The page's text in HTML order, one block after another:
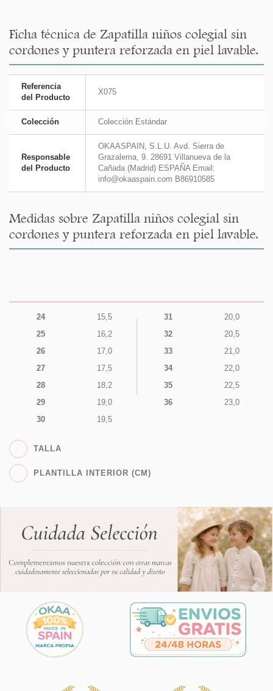
Ficha técnica de Zapatilla niños colegial sin
cordones y puntera reforzada en piel lavable.
Referencia
del Producto
X075
Colección Colección Estándar
Responsable
del Producto
OKAASPAIN, S.L.U. Avd. Sierra de
Grazalema, 9. 28691 Villanueva de la
Cañada (Madrid) ESPAÑA Email:
info@okaaspain.com B86910585
Medidas sobre Zapatilla niños colegial sin
cordones y puntera reforzada en piel lavable.
24
15,5
25
16,2
26
17,0
27
17,5
28
18,2
29
19,0
30
19,5
31
20,0
32
20,5
33
21,0
34
22,0
35
22,5
36
23,0
TALLA
PLANTILLA INTERIOR (CM)